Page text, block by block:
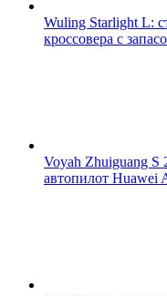
Wuling Starlight L:
кроссовера с
Voyah Zhuiguang S
автопилот Huawei